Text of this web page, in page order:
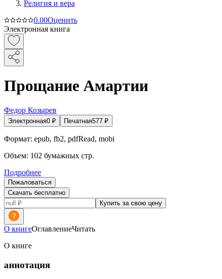
Религия и вера
0.00Оценить
Электронная книга
Прощание Амартии
Федор Козырев
Электронная0 ₽ Печатная577 ₽
Формат: epub, fb2, pdfRead, mobi
Объем: 102 бумажных стр.
Подробнее
Пожаловаться
Скачать бесплатно
Купить за свою цену
О книгеОглавлениеЧитать
О книге
аннотация